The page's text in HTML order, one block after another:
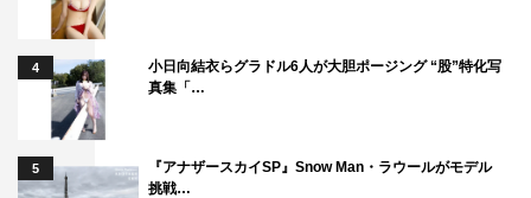
4
小日向結衣らグラドル6人が大胆ポージング “股”特化写
真集「…
5
『アナザースカイSP』Snow Man・ラウールがモデル
挑戦…